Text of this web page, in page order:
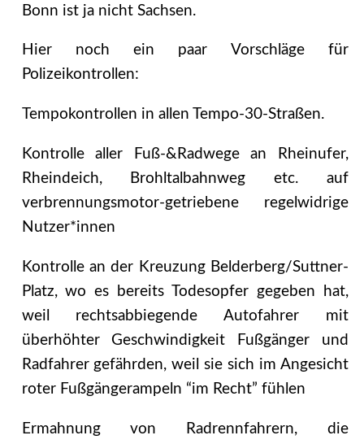
Bonn ist ja nicht Sachsen.
Hier noch ein paar Vorschläge für
Polizeikontrollen:
Tempokontrollen in allen Tempo-30-Straßen.
Kontrolle aller Fuß-&Radwege an Rheinufer,
Rheindeich, Brohltalbahnweg etc. auf
verbrennungsmotor-getriebene regelwidrige
Nutzer*innen
Kontrolle an der Kreuzung Belderberg/Suttner-
Platz, wo es bereits Todesopfer gegeben hat,
weil rechtsabbiegende Autofahrer mit
überhöhter Geschwindigkeit Fußgänger und
Radfahrer gefährden, weil sie sich im Angesicht
roter Fußgängerampeln “im Recht” fühlen
Ermahnung von Radrennfahrern, die